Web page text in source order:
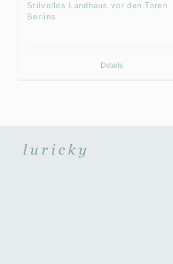
Stilvolles Landhaus vor den Toren
Berlins
Details